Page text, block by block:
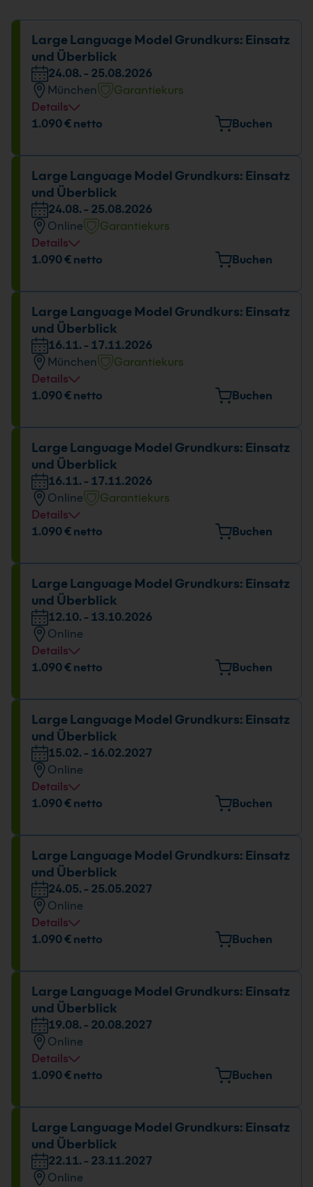
Large Language Model Grundkurs: Einsatz
und Überblick
24.08. - 25.08.2026
München
Garantiekurs
Details
Veranstaltungsort
Datum und Uhrzeit
24.08. - 25.08.2026
09:00 - 16:00 Uhr
1.090 € netto Buchen
Large Language Model Grundkurs: Einsatz
und Überblick
24.08. - 25.08.2026
Online
Garantiekurs
Details
Datum und Uhrzeit
1.090 € netto Buchen
Large Language Model Grundkurs: Einsatz
und Überblick
16.11. - 17.11.2026
München
Garantiekurs
Details
Veranstaltungsort
Datum und Uhrzeit
16.11. - 17.11.2026
09:00 - 16:00 Uhr
1.090 € netto Buchen
Large Language Model Grundkurs: Einsatz
und Überblick
16.11. - 17.11.2026
Online
Garantiekurs
Details
Datum und Uhrzeit
1.090 € netto Buchen
Large Language Model Grundkurs: Einsatz
und Überblick
12.10. - 13.10.2026
Online
Details
Datum und Uhrzeit
1.090 € netto Buchen
Large Language Model Grundkurs: Einsatz
und Überblick
15.02. - 16.02.2027
Online
Details
Datum und Uhrzeit
1.090 € netto Buchen
Large Language Model Grundkurs: Einsatz
und Überblick
24.05. - 25.05.2027
Online
Details
Datum und Uhrzeit
1.090 € netto Buchen
Large Language Model Grundkurs: Einsatz
und Überblick
19.08. - 20.08.2027
Online
Details
Datum und Uhrzeit
1.090 € netto Buchen
Large Language Model Grundkurs: Einsatz
und Überblick
22.11. - 23.11.2027
Online